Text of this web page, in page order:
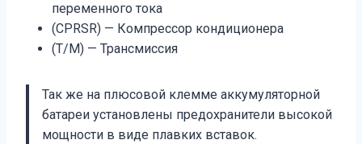
переменного тока
(CPRSR) — Компрессор кондиционера
(T/M) — Трансмиссия
Так же на плюсовой клемме аккумуляторной
батареи установлены предохранители высокой
мощности в виде плавких вставок.